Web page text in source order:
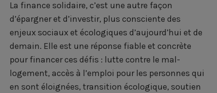
La finance solidaire, c’est une autre façon
d’épargner et d’investir, plus consciente des
enjeux sociaux et écologiques d’aujourd’hui et de
demain. Elle est une réponse fiable et concrète
pour financer ces défis : lutte contre le mal-
logement, accès à l’emploi pour les personnes qui
en sont éloignées, transition écologique, soutien